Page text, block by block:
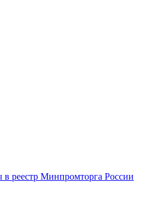
реестр Минпромторга России